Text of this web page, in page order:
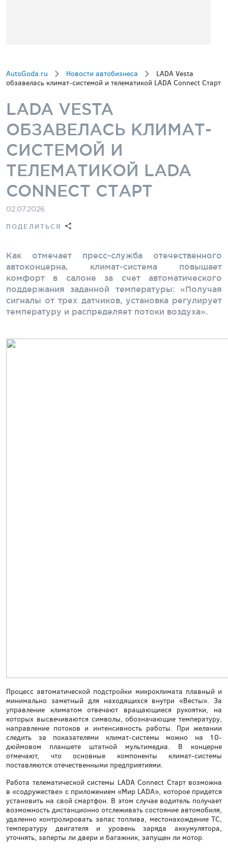
AutoGoda.ru Новости автобизнеса
LADA Vesta
обзавелась климат-системой и телематикой LADA Connect Старт
LADA VESTA
ОБЗАВЕЛАСЬ КЛИМАТ-
СИСТЕМОЙ И
ТЕЛЕМАТИКОЙ LADA
CONNECT СТАРТ
02.07.2026
ПОДЕЛИТЬСЯ
Как отмечает пресс-служба отечественного
автоконцерна, климат-система повышает
комфорт в салоне за счет автоматического
поддержания заданной температуры: «Получая
сигналы от трех датчиков, установка регулирует
температуру и распределяет потоки воздуха».
Процесс автоматической подстройки микроклимата плавный и
минимально заметный для находящихся внутри «Весты». За
управление климатом отвечают вращающиеся рукоятки, на
которых высвечиваются символы, обозначающие температуру,
направление потоков и интенсивность работы. При желании
следить за показателями климат-системы можно на 10-
дюймовом планшете штатной мультимедиа. В концерне
отмечают, что основные компоненты климат-системы
поставляются отечественными предприятиями.
Работа телематической системы LADA Connect Старт возможна
в «содружестве» с приложением «Мир LADA», которое придется
установить на свой смартфон. В этом случае водитель получает
возможность дистанционно отслеживать состояние автомобиля,
удаленно контролировать запас топлива, местонахождение ТС,
температуру двигателя и уровень заряда аккумулятора,
уточнять, заперты ли двери и багажник, запущен ли мотор.